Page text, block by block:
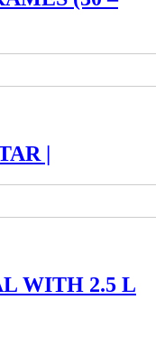
|
WITH 2.5 L